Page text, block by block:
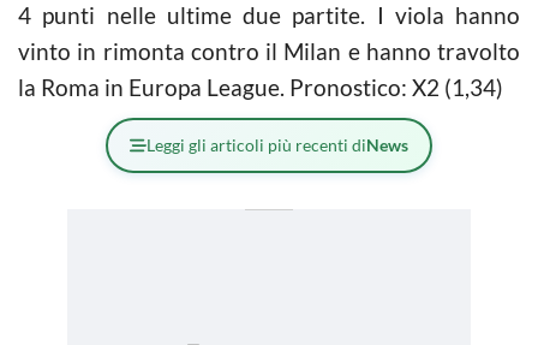
4 punti nelle ultime due partite. I viola hanno
vinto in rimonta contro il Milan e hanno travolto
la Roma in Europa League. Pronostico: X2 (1,34)
Leggi gli articoli più recenti diNews